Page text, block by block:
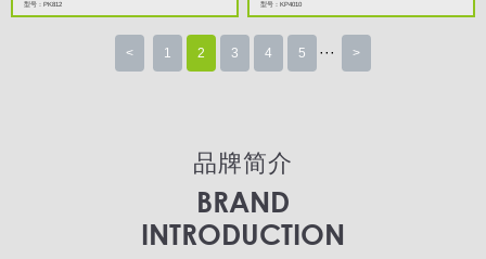
型号：PK812 型号：KP4010
< 1 2 3 4 5 ··· >
品牌简介
BRAND
INTRODUCTION